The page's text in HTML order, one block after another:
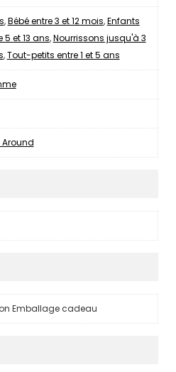
,Bébé entre 3 et 12 mois,Enfants
5 et 13 ans,Nourrissons jusqu'à 3
,Tout-petits entre 1 et 5 ans
Around
Emballage cadeau